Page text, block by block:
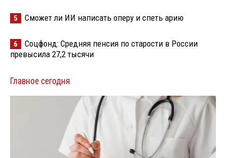
5 Сможет ли ИИ написать оперу и спеть арию
6
Соцфонд: Средняя пенсия по старости в России
превысила 27,2 тысячи
Главное сегодня